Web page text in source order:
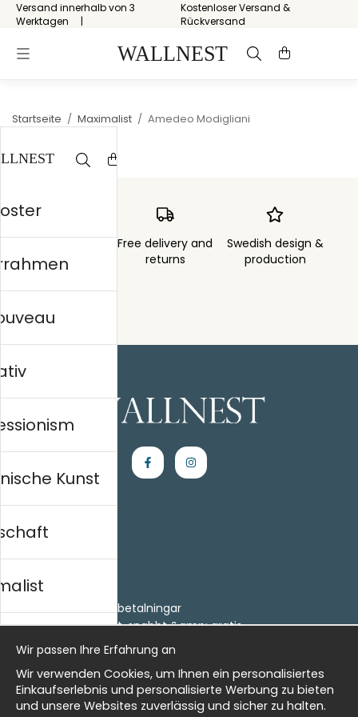
Versand innerhalb von 3
Werktagen
Kostenloser Versand &
Rückversand
Startseite / Maximalist / Amedeo Modigliani
3 days
Free delivery and
returns
Swedish design &
production
Einkaufen
Villkor
- Returer och återbetalningar
- Leverans - enkelt, snabbt &amp; gratis
Om cookies
Meine Favoriten
Information
Kunst
history
Wir passen Ihre Erfahrung an
Wir verwenden Cookies, um Ihnen ein personalisiertes
Einkaufserlebnis und personalisierte Werbung zu bieten
und unsere Websites zuverlässig und sicher zu halten.